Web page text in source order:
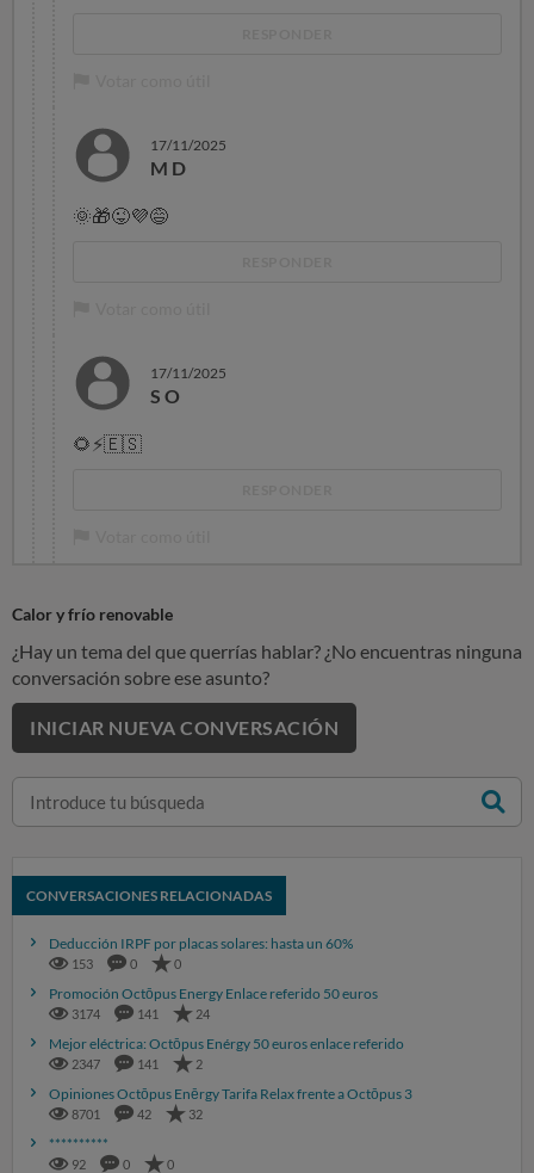
17/11/2025
M D
🌞🎁😜💜😅
17/11/2025
S O
🌻 ⚡🇪🇸
Calor y frío renovable
¿Hay un tema del que querrías hablar? ¿No encuentras ninguna
conversación sobre ese asunto?
INICIAR NUEVA CONVERSACIÓN
CONVERSACIONES RELACIONADAS
Deducción IRPF por placas solares: hasta un 60%
153 0 0
Promoción Octōpus Energy Enlace referido 50 euros
3174 141 24
Mejor eléctrica: Octōpus Enérgy 50 euros enlace referido
2347 141 2
Opiniones Octōpus Enērgy Tarifa Relax frente a Octōpus 3
8701 42 32
**********
92 0 0